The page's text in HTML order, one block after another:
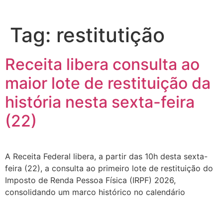
Tag: restitutição
Receita libera consulta ao
maior lote de restituição da
história nesta sexta-feira
(22)
A Receita Federal libera, a partir das 10h desta sexta-
feira (22), a consulta ao primeiro lote de restituição do
Imposto de Renda Pessoa Física (IRPF) 2026,
consolidando um marco histórico no calendário